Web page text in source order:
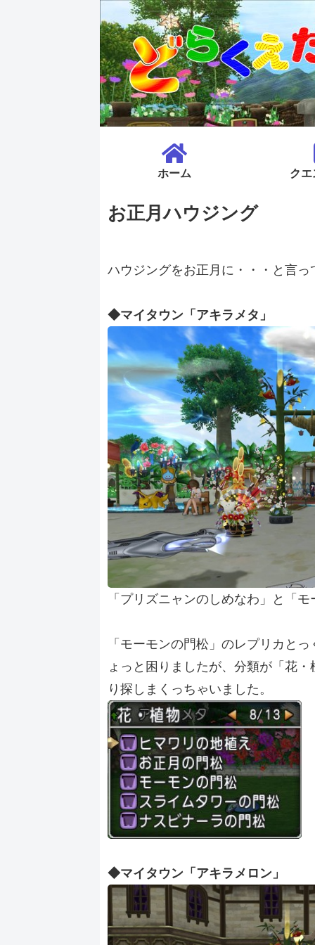
ホーム クエ
お正月ハウジング
ハウジングをお正月に・・・と言
◆マイタウン「アキラメタ」
「プリズニャンのしめなわ」と「
「モーモンの門松」のレプリカと
ょっと困りましたが、分類が「花
り探しまくっちゃいました。
◆マイタウン「アキラメロン」